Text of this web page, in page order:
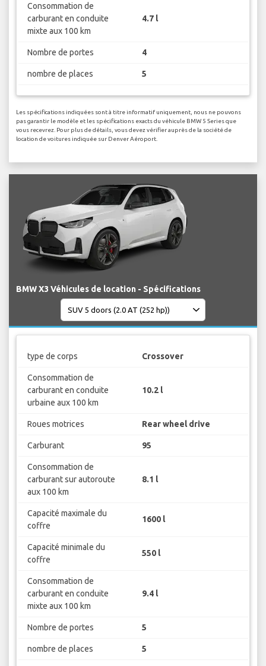
Consommation de
carburant en conduite
mixte aux 100 km
4.7 l
Nombre de portes 4
nombre de places 5
Les spécifications indiquées sont à titre informatif uniquement, nous ne pouvons
pas garantir le modèle et les spécifications exacts du véhicule BMW 5 Series que
vous recevrez. Pour plus de détails, vous devez vérifier auprès de la société de
location de voitures indiquée sur Denver Aéroport.
BMW X3 Véhicules de location - Spécifications
type de corps Crossover
Consommation de
carburant en conduite
urbaine aux 100 km
10.2 l
Roues motrices Rear wheel drive
Carburant 95
Consommation de
carburant sur autoroute
aux 100 km
8.1 l
Capacité maximale du
coffre
1600 l
Capacité minimale du
coffre
550 l
Consommation de
carburant en conduite
mixte aux 100 km
9.4 l
Nombre de portes 5
nombre de places 5